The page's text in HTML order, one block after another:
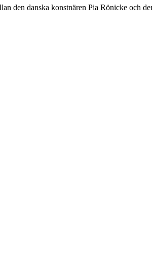
den danska konstnären Pia Rönicke och